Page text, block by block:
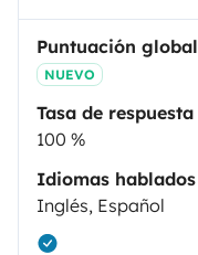
Puntuación global
NUEVO
Tasa de respuesta
100 %
Idiomas hablados
Inglés, Español